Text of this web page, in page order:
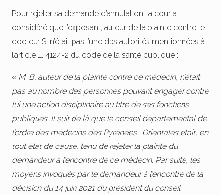
Pour rejeter sa demande d’annulation, la cour a
considéré que l’exposant, auteur de la plainte contre le
docteur S, n’était pas l’une des autorités mentionnées à
l’article L. 4124-2 du code de la santé publique :
« M. B, auteur de la plainte contre ce médecin, n’était
pas au nombre des personnes pouvant engager contre
lui une action disciplinaire au titre de ses fonctions
publiques. Il suit de là que le conseil départemental de
l’ordre des médecins des Pyrénées- Orientales était, en
tout état de cause, tenu de rejeter la plainte du
demandeur à l’encontre de ce médecin. Par suite, les
moyens invoqués par le demandeur à l’encontre de la
décision du 14 juin 2021 du président du conseil